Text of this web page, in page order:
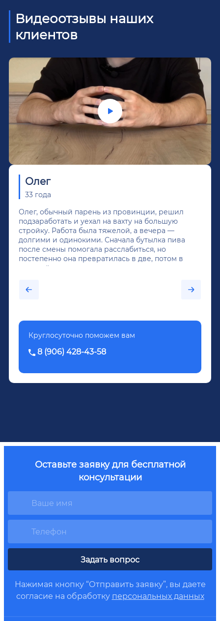
Видеоотзывы наших
клиентов
Олег
33 года
Олег, обычный парень из провинции, решил
подзаработать и уехал на вахту на большую
стройку. Работа была тяжелой, а вечера —
долгими и одинокими. Сначала бутылка пива
после смены помогала расслабиться, но
постепенно она превратилась в две, потом в
крепкий алкоголь, и вот он уже пил почти
было назначено кодирование по методу
Довженко.
Круглосуточно поможем вам
8 (906) 428-43-58
Оставьте заявку для бесплатной
консультации
Задать вопрос
Нажимая кнопку “Отправить заявку”, вы даете
согласие на обработку персональных данных